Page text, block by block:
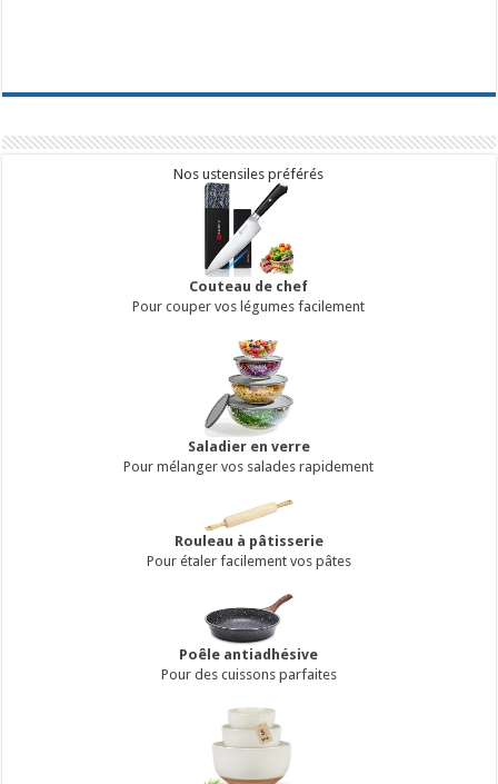
Nos ustensiles préférés
Couteau de chef
Pour couper vos légumes facilement
Saladier en verre
Pour mélanger vos salades rapidement
Rouleau à pâtisserie
Pour étaler facilement vos pâtes
Poêle antiadhésive
Pour des cuissons parfaites